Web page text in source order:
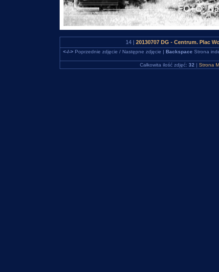
14 | 20130707 DG - Centrum. Plac
<-/->Poprzednie zdjęcie / Następne zdjęcie | Backspace Strona
Całkowita ilość zdjęć: 32 | Strona